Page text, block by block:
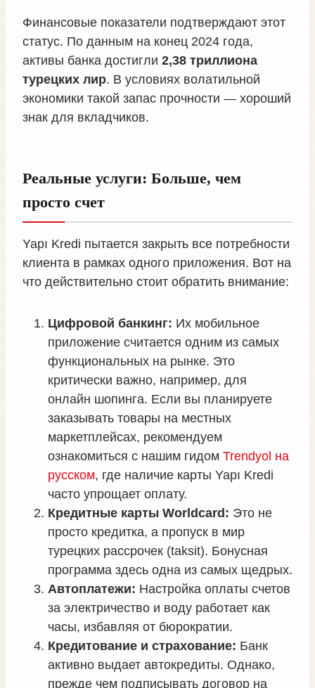
Финансовые показатели подтверждают этот
статус. По данным на конец 2024 года,
активы банка достигли 2,38 триллиона
турецких лир. В условиях волатильной
экономики такой запас прочности — хороший
знак для вкладчиков.
Реальные услуги: Больше, чем
просто счет
Yapı Kredi пытается закрыть все потребности
клиента в рамках одного приложения. Вот на
что действительно стоит обратить внимание:
Цифровой банкинг: Их мобильное
приложение считается одним из самых
функциональных на рынке. Это
критически важно, например, для
онлайн шопинга. Если вы планируете
заказывать товары на местных
маркетплейсах, рекомендуем
ознакомиться с нашим гидом Trendyol на
русском, где наличие карты Yapı Kredi
часто упрощает оплату.
Кредитные карты Worldcard: Это не
просто кредитка, а пропуск в мир
турецких рассрочек (taksit). Бонусная
программа здесь одна из самых щедрых.
Автоплатежи: Настройка оплаты счетов
за электричество и воду работает как
часы, избавляя от бюрократии.
Кредитование и страхование: Банк
активно выдает автокредиты. Однако,
прежде чем подписывать договор на